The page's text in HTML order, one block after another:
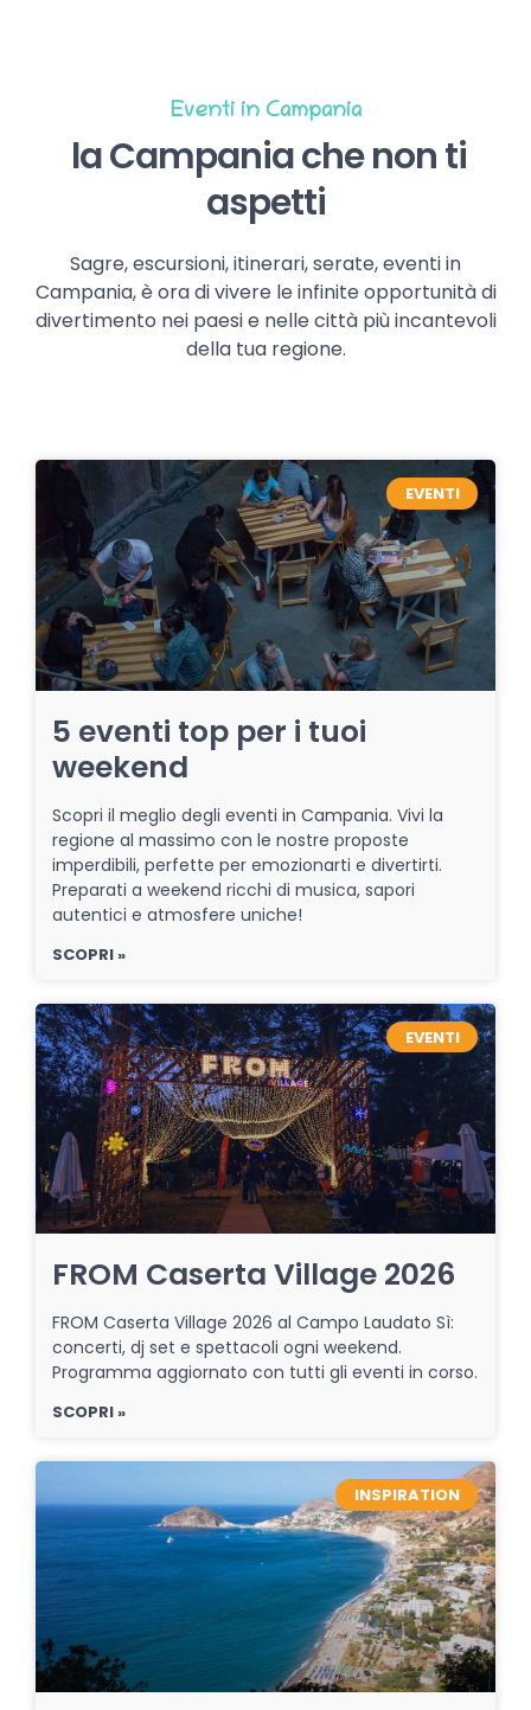
Eventi in Campania
la Campania che non ti
aspetti
Sagre, escursioni, itinerari, serate, eventi in
Campania, è ora di vivere le infinite opportunità di
divertimento nei paesi e nelle città più incantevoli
della tua regione.
EVENTI
5 eventi top per i tuoi
weekend
Scopri il meglio degli eventi in Campania. Vivi la
regione al massimo con le nostre proposte
imperdibili, perfette per emozionarti e divertirti.
Preparati a weekend ricchi di musica, sapori
autentici e atmosfere uniche!
SCOPRI »
EVENTI
FROM Caserta Village 2026
FROM Caserta Village 2026 al Campo Laudato Sì:
concerti, dj set e spettacoli ogni weekend.
Programma aggiornato con tutti gli eventi in corso.
SCOPRI »
INSPIRATION